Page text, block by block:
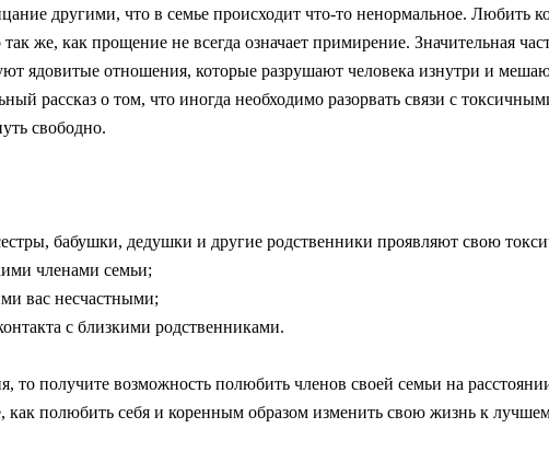
другими, что в семье происходит что-то ненормальное. Любить
же, как прощение не всегда означает примирение. Значительная
ядовитые отношения, которые разрушают человека изнутри и
рассказ о том, что иногда необходимо разорвать связи с
свободно.
бабушки, дедушки и другие родственники проявляют свою
членами семьи;
вас несчастными;
с близкими родственниками.
то получите возможность полюбить членов своей семьи на
как полюбить себя и коренным образом изменить свою жизнь к